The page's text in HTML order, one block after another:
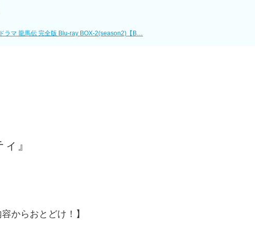
ラマ 龍馬伝 完全版 Blu-ray BOX-2(season2)【B…
』
からおとどけ！】